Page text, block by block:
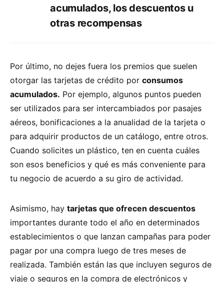
acumulados, los descuentos u
otras recompensas
Por último, no dejes fuera los premios que suelen
otorgar las tarjetas de crédito por consumos
acumulados. Por ejemplo, algunos puntos pueden
ser utilizados para ser intercambiados por pasajes
aéreos, bonificaciones a la anualidad de la tarjeta o
para adquirir productos de un catálogo, entre otros.
Cuando solicites un plástico, ten en cuenta cuáles
son esos beneficios y qué es más conveniente para
tu negocio de acuerdo a su giro de actividad.
Asimismo, hay tarjetas que ofrecen descuentos
importantes durante todo el año en determinados
establecimientos o que lanzan campañas para poder
pagar por una compra luego de tres meses de
realizada. También están las que incluyen seguros de
viaje o seguros en la compra de electrónicos y